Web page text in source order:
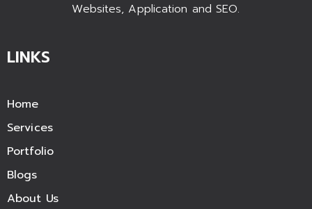
Websites, Application and SEO.
LINKS
Home
Services
Portfolio
Blogs
About Us